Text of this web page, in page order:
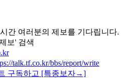
간 여러분의 제보를 기다립니다.
보' 검색
talk.tf.co.kr/bbs/report/write
구독하고 [특종보자→]